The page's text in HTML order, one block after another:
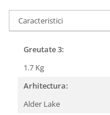
Caracteristici
Greutate 3:
1.7 Kg
Arhitectura:
Alder Lake